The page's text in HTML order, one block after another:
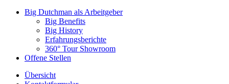
Big Dutchman als Arbeitgeber
Big Benefits
Big History
Erfahrungsberichte
360° Tour Showroom
Offene Stellen
Übersicht